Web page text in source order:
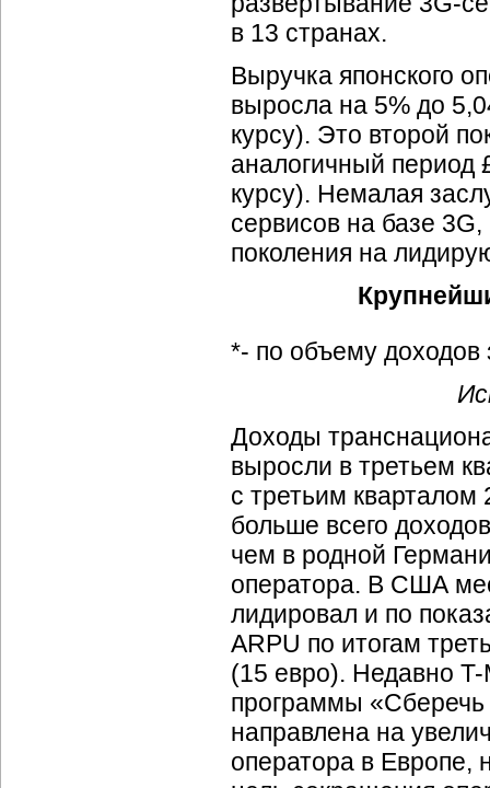
в 13 странах.
Выручка японского
выросла на 5% до
курсу). Это второй
аналогичный период
курсу). Немалая
сервисов на базе
поколения на
*- по объему
Доходы
выросли в третьем
с третьим кварталом
больше всего
чем в родной
оператора. В США
лидировал и по
ARPU по итогам
(15 евро). Недавно T-
программы «Сберечь
направлена на
оператора в Европе,